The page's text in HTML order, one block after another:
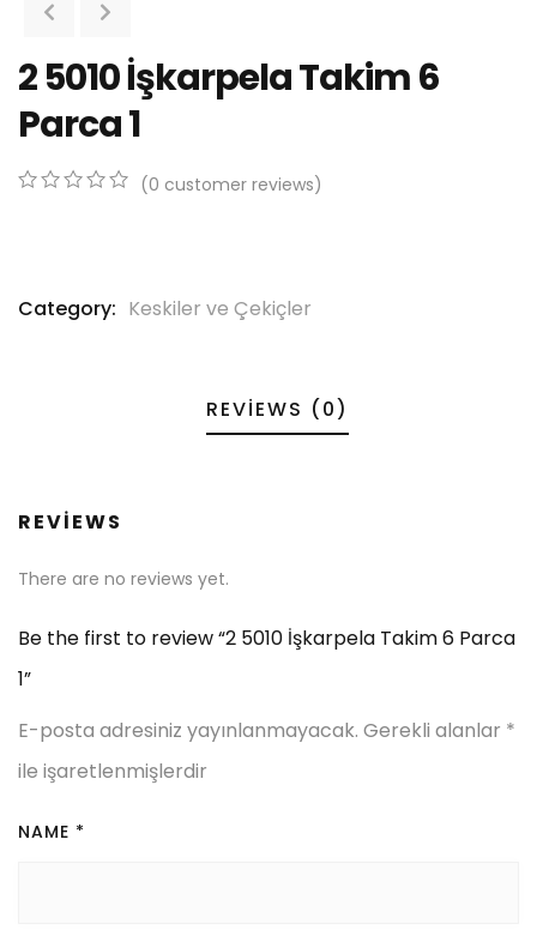
2 5010 İşkarpela Takim 6
Parca 1
customer
(0 customer reviews)
Category: Keskiler ve Çekiçler
REVIEWS (0)
REVIEWS
There are no reviews yet.
Be the first to review “2 5010 İşkarpela Takim 6 Parca
1”
E-posta adresiniz yayınlanmayacak. Gerekli alanlar *
ile işaretlenmişlerdir
NAME *